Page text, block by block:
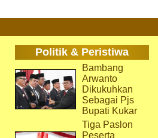
Politik & Peristiwa
Bambang
Arwanto
Dikukuhkan
Sebagai Pjs
Bupati Kukar
Tiga Paslon
Peserta